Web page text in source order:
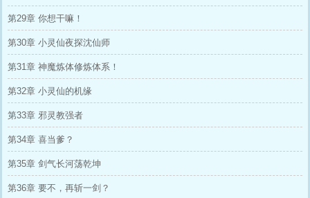
第29章 你想干嘛！
第30章 小灵仙夜探沈仙师
第31章 神魔炼体修炼体系！
第32章 小灵仙的机缘
第33章 邪灵教强者
第34章 喜当爹？
第35章 剑气长河荡乾坤
第36章 要不，再斩一剑？